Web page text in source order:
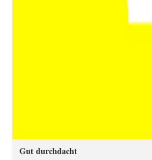
Gut durchdacht